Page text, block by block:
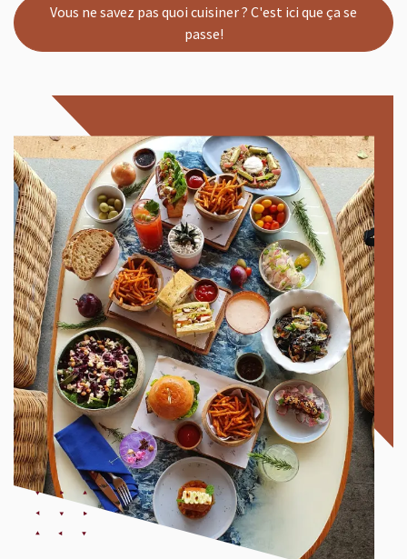
Vous ne savez pas quoi cuisiner ? C'est ici que ça se
passe!